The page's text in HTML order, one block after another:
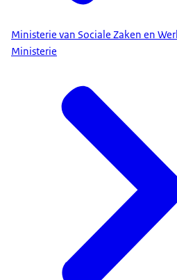
Ministerie van Sociale Zaken en
Ministerie